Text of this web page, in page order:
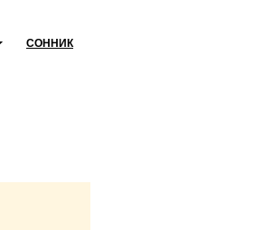
СОННИК